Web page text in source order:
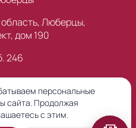
Люберцы,
дом 190
246
персональные
сайта. Продолжая
с этим.